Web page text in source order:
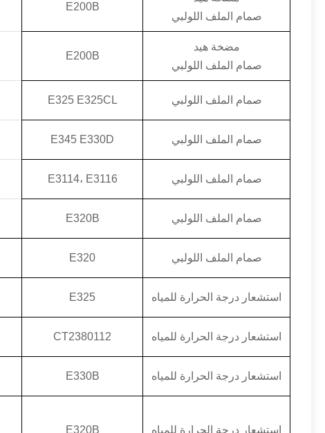
صمام الملف اللولبي
E200B
مضخة هيد
صمام الملف اللولبي
E200B
صمام الملف اللولبي E325 E325CL
صمام الملف اللولبي E345 E330D
صمام الملف اللولبي E3114، E3116
صمام الملف اللولبي E320B
صمام الملف اللولبي E320
استشعار درجة الحرارة للمياه E325
استشعار درجة الحرارة للمياه CT2380112
استشعار درجة الحرارة للمياه E330B
استشعار درجة الحرارة للمياه E320B